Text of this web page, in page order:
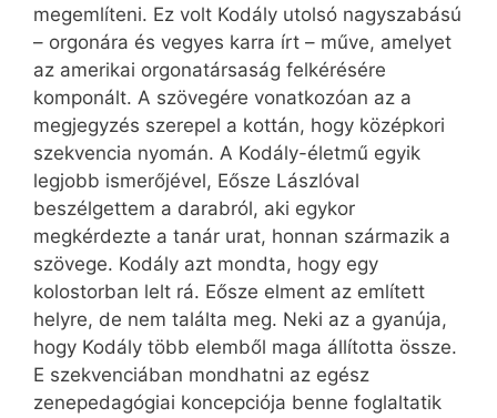
megemlíteni. Ez volt Kodály utolsó nagyszabású
– orgonára és vegyes karra írt – műve, amelyet
az amerikai orgonatársaság felkérésére
komponált. A szövegére vonatkozóan az a
megjegyzés szerepel a kottán, hogy középkori
szekvencia nyomán. A Kodály-életmű egyik
legjobb ismerőjével, Eősze Lászlóval
beszélgettem a darabról, aki egykor
megkérdezte a tanár urat, honnan származik a
szövege. Kodály azt mondta, hogy egy
kolostorban lelt rá. Eősze elment az említett
helyre, de nem találta meg. Neki az a gyanúja,
hogy Kodály több elemből maga állította össze.
E szekvenciában mondhatni az egész
zenepedagógiai koncepciója benne foglaltatik